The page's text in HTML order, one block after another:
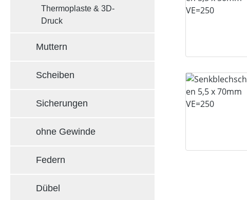
Thermoplaste & 3D-
Druck
Muttern
Scheiben
Sicherungen
ohne Gewinde
Federn
Dübel